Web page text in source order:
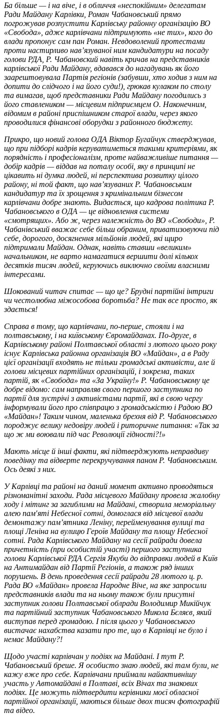
Ба більше — і на віче, і в обличчя «неспокійним» делегатам
Ради Майдану Карлівки, Роман Чабановський прямо
погрожував розпустити Карлівську районну організацію ВО
«Свобода», адже карлівчани підтримують «не тих», кого до
влади пропонує сам пан Роман. Невдоволений протестами
проти настирливо нав’язуваної ним кандидатури на посаду
голови РДА, Р. Чабановский навіть кричав на представників
карлівської Ради Майдану, вдавався до нагадувань як його
заарештовувала Партія регіонів (забувши, хто ходив з ним на
допити до слідчого і на його суди!), грюкав кулаком по столу
та вимагав, щоб представники Ради Майдану погодились з
його ставлеником — місцевим підприємцем О. Наконечним,
відомим в районі приспішником старої влади, через якого
проводилися фінансові оборудки з районного бюджету.
Прикро, що новий голова ОДА Віктор Бугайчук стверджував,
що при підборі кадрів керуватиметься такими критеріями, як
порядність і професіоналізм, проте найважливіше питання —
добір кадрів — віддав на поталу особі, яку в принципі не
цікавить ні думка людей, ні перспектива розвитку цілого
району, ні той факт, що нав’язуваних Р. Чабановським
кандидатур та їх зрощення з кримінальним бізнесом
карлівчани добре знають. Видається, що кадрова політика Р.
Чабановського в ОДА — це відновлення системи
«смотрящих». Або ж, через належність до ВО «Свободи», Р.
Чабанівський вважає себе більш обраним, приватизовуючи під
себе, дорогого, досягнення мільйонів людей, які щиро
підтримали Майдан. Однак, навіть ставши «великим»
начальником, не варто намагатися вершити долі кількох
десятків тисяч людей, керуючись виключно своїми власними
інтересами.
Шокований читач спитає — що це? Брудні партійні інтриги
чи честолюбна міжособова боротьба? Не так все просто, як
здається!
Справа в тому, що карлівчани, по-перше, стояли і на
полтавському, і на київському Євромайданах. По-друге, в
Карлівському районі Полтавської області з лютого цього року
існує Карлівська районна організація ВО «Майдан», а в Раду
цієї організації входять не тільки громадські активісти, але й
голови місцевих партійних організацій, і зокрема, таких
партій, як «Свобода» та «За Україну!» Р. Чабановському це
добре відомо: сам направляв свого першого заступника по
партії для зустрічі з активістами партії, які в свою чергу
інформували його про співпрацю з громадськістю і Радою ВО
«Майдан»! Таким чином, маленька брехня від Р. Чабановського
породжує велику недовіру людей і риторичне питання: «Так за
що ж ми воювали під час Революції гідності?!»
Мають місце й інші факти, які підтверджують неправдиву
поведінку та відверте перекручування паном Р. Чабановським.
Ось деякі з них.
У Карлівці та районі на даний момент активно проводяться
різноманітні заходи. Рада місцевого Майдану провела жалобну
ходу і мітинг за загиблими на Майдані, створила меморіальну
алею пам′яті Небесної сотні, домоглася від місцевої влади
демонтажу пам’ятника Леніну, перейменування вулиці та
площі Леніна на вулицю Героїв Майдану та площу Небесної
сотні. Рада Карлівського Майдану на сесії райради довела
причетність (при особистій участі) першого заступника
голови Карлівської РДА Сергія Якуби до відправки людей в Київ
на Антимайдан від Партії Регіонів, а також ряд інших
порушень. В день проведення сесії райради 28 лютого ц. р.
Рада ВО «Майдан» провела Народне Віче, на яке запросили
представників влади та на ньому також були присутні
заступник голови Полтавської облради Володимир Микійчук
та партійний заступник Чабановського Микола Бєляєв, який
виступав перед громадою. І після цього у Чабановського
вистачає нахабства казати про те, що в Карлівці не було і
немає Майдану?!
Щодо участі карлівчан у подіях на Майдані. І тут Р.
Чабановський бреше. Я особисто знаю людей, які там були, не
кажу вже про себе. Карлівчани приймали найактивнішу
участь у Автомайдані в Полтаві, всіх Вічах та знакових
подіях. Це можуть підтвердити керівники моєї обласної
партійної організації, маються більше двох тисяч фотографій
та відео.